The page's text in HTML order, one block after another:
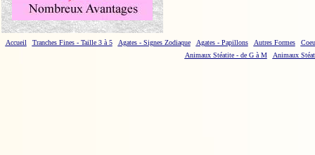
Accueil Tranches Fines - Taille 3 à 5 Agates - Signes Zodiaque Agates - Papillons Autres Formes
Animaux Stéatite - de G à M
Animaux